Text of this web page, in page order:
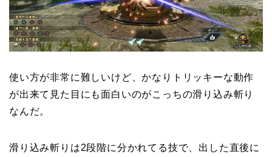
使い方が非常に難しいけど、かなりトリッキーな動作
が出来て見た目にも面白いのがこっちの滑り込み斬り
なんだ。
滑り込み斬りは2段階に分かれてる技で、出した直後に